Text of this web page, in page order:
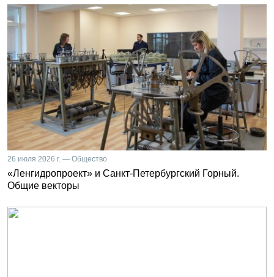
26 июля 2026 г. — Общество
«Ленгидропроект» и Санкт-Петербургский Горный.
Общие векторы